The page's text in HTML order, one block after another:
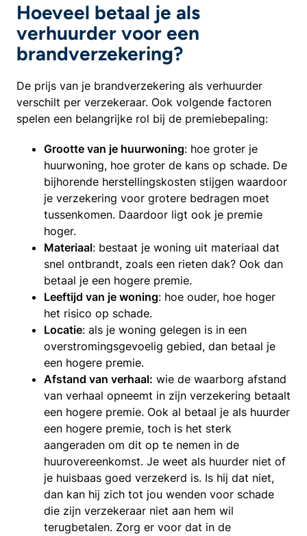
Hoeveel betaal je als
verhuurder voor een
brandverzekering?
De prijs van je brandverzekering als verhuurder
verschilt per verzekeraar. Ook volgende factoren
spelen een belangrijke rol bij de premiebepaling:
Grootte van je huurwoning: hoe groter je
huurwoning, hoe groter de kans op schade. De
bijhorende herstellingskosten stijgen waardoor
je verzekering voor grotere bedragen moet
tussenkomen. Daardoor ligt ook je premie
hoger.
Materiaal: bestaat je woning uit materiaal dat
snel ontbrandt, zoals een rieten dak? Ook dan
betaal je een hogere premie.
Leeftijd van je woning: hoe ouder, hoe hoger
het risico op schade.
Locatie: als je woning gelegen is in een
overstromingsgevoelig gebied, dan betaal je
een hogere premie.
Afstand van verhaal: wie de waarborg afstand
van verhaal opneemt in zijn verzekering betaalt
een hogere premie. Ook al betaal je als huurder
een hogere premie, toch is het sterk
aangeraden om dit op te nemen in de
huurovereenkomst. Je weet als huurder niet of
je huisbaas goed verzekerd is. Is hij dat niet,
dan kan hij zich tot jou wenden voor schade
die zijn verzekeraar niet aan hem wil
terugbetalen. Zorg er voor dat in de